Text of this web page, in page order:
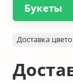
Букеты
Доставка